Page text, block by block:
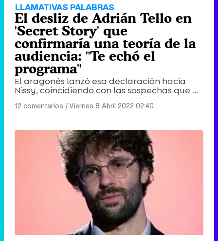
LLAMATIVAS PALABRAS
El desliz de Adrián Tello en
'Secret Story' que
confirmaría una teoría de la
audiencia: "Te echó el
programa"
El aragonés lanzó esa declaración hacia
Nissy, coincidiendo con las sospechas que ...
12 comentarios |Viernes 8 Abril 2022 02:40